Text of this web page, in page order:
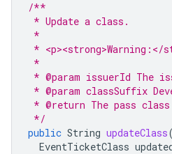
/**
* Update a class.
*
*
*
* @param issuerId The
* @param classSuffix
* @return The pass
*/
public String updateClass(
EventTicketClass